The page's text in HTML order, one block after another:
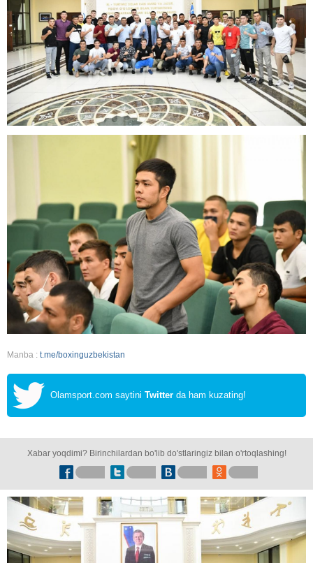
Manba : t.me/boxinguzbekistan
Olamsport.com saytini Twitter da ham kuzating!
Xabar yoqdimi? Birinchilardan bo'lib do'stlaringiz bilan o'rtoqlashing!